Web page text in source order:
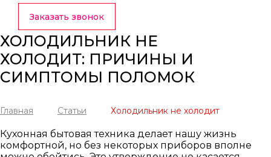
Заказать звонок
ХОЛОДИЛЬНИК НЕ
ХОЛОДИТ: ПРИЧИНЫ И
СИМПТОМЫ ПОЛОМОК
Главная Статьи Холодильник не холодит
Кухонная бытовая техника делает нашу жизнь
комфортной, но без некоторых приборов вполне